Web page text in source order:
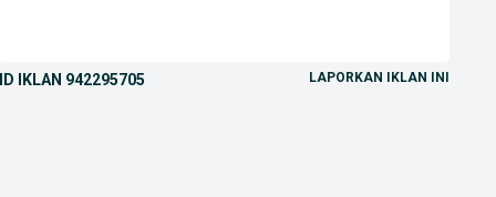
ID IKLAN 942295705 LAPORKAN IKLAN INI